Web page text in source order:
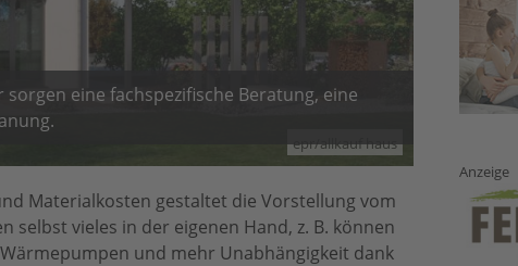
epr/allkauf haus
eine fachspezifische Beratung, eine
Materialkosten gestaltet die Vorstellung vom
selbst vieles in der eigenen Hand, z. B. können
und mehr Unabhängigkeit dank
Anzeige